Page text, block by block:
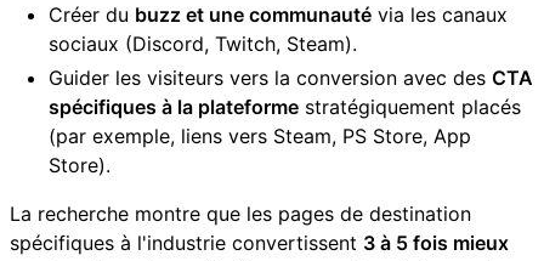
Créer du buzz et une communauté via les canaux
sociaux (Discord, Twitch, Steam).
Guider les visiteurs vers la conversion avec des CTA
spécifiques à la plateforme stratégiquement placés
(par exemple, liens vers Steam, PS Store, App
Store).
La recherche montre que les pages de destination
spécifiques à l'industrie convertissent 3 à 5 fois mieux